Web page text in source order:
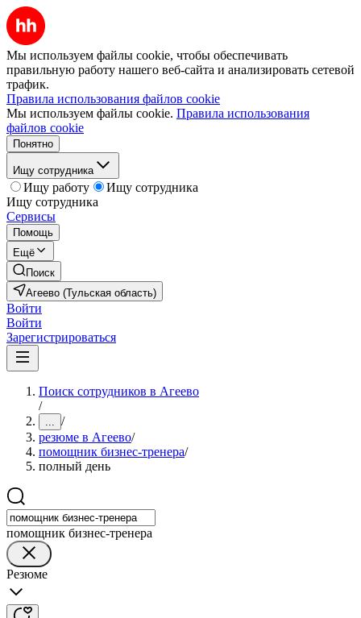
Мы используем файлы cookie, чтобы обеспечивать
правильную работу нашего веб-сайта и анализировать сетевой
трафик.
Правила использования файлов cookie
Мы используем файлы cookie. Правила использования
файлов cookie
Понятно
Ищу сотрудника
Ищу работу
Ищу сотрудника
Ищу сотрудника
Сервисы
Помощь
Ещё
Поиск
Агеево (Тульская область)
Войти
Войти
Зарегистрироваться
Поиск сотрудников в Агеево
/
... /
резюме в Агеево/
помощник бизнес-тренера/
полный день
помощник бизнес-тренера
Резюме